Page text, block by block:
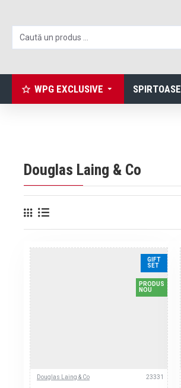
WPG EXCLUSIVE SPIRTOASE
Douglas Laing & Co
PRODUS
NOU
GIFT
SET
Douglas Laing & Co 23331